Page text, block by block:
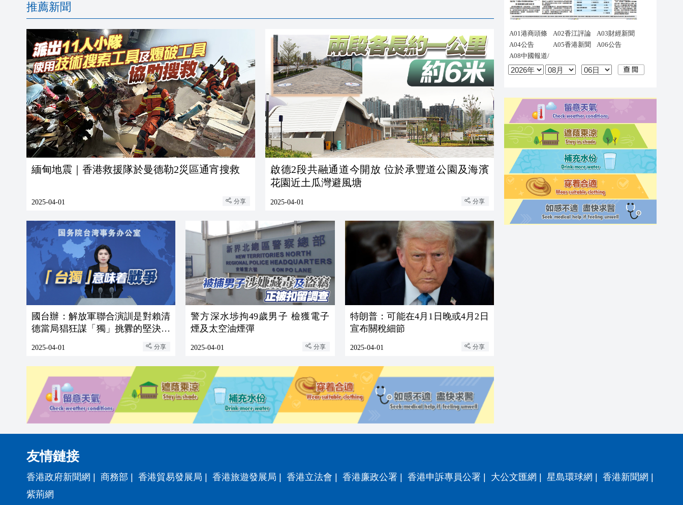
推薦新聞
緬甸地震｜香港救援隊於曼德勒2災區通宵搜救
2025-04-01 分享
啟德2段共融通道今開放 位於承豐道公園及海濱
花園近土瓜灣避風塘
2025-04-01 分享
國台辦：解放軍聯合演訓是對賴清
德當局猖狂謀「獨」挑釁的堅決懲
2025-04-01 分享
警方深水埗拘49歲男子 檢獲電子
煙及太空油煙彈
2025-04-01 分享
特朗普：可能在4月1日晚或4月2日
宣布關稅細節
2025-04-01 分享
友情鏈接
香港政府新聞網 商務部 香港貿易發展局 香港旅遊發展局 香港立法會 香港廉政公署 香港申訴專員公署 大公文匯網 星島環球網 香港新聞網
紫荊網